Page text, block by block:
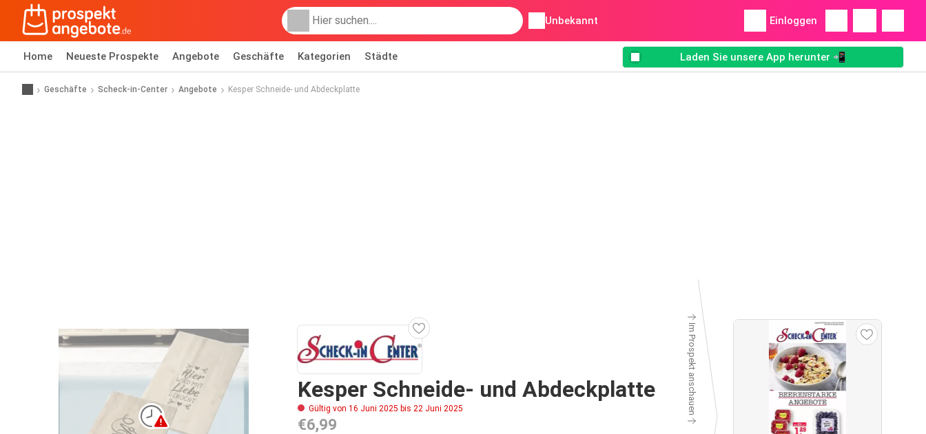
Unbekannt Einloggen
Home Neueste Prospekte Angebote Geschäfte Kategorien Städte Laden Sie unsere App herunter 📲
Geschäfte Scheck-in-Center Angebote Kesper Schneide- und Abdeckplatte
Kesper Schneide- und Abdeckplatte
Gültig von 16 Juni 2025 bis 22 Juni 2025
€6,99
Im Prospekt anschauen